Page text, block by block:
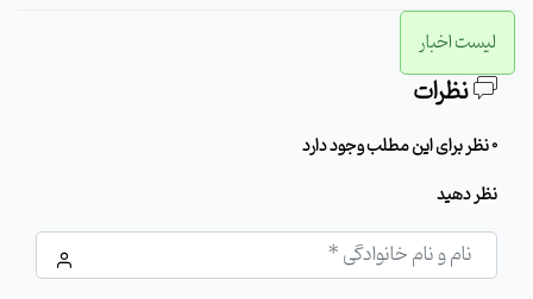
لیست اخبار
نظرات
0 نظر برای این مطلب وجود دارد
نظر دهید